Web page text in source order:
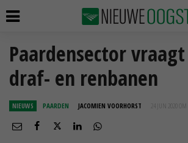
Paardensector
draf- en renbanen
NIEUWS PAARDEN JACOMIEN VOORHORST 24 JUN 2020